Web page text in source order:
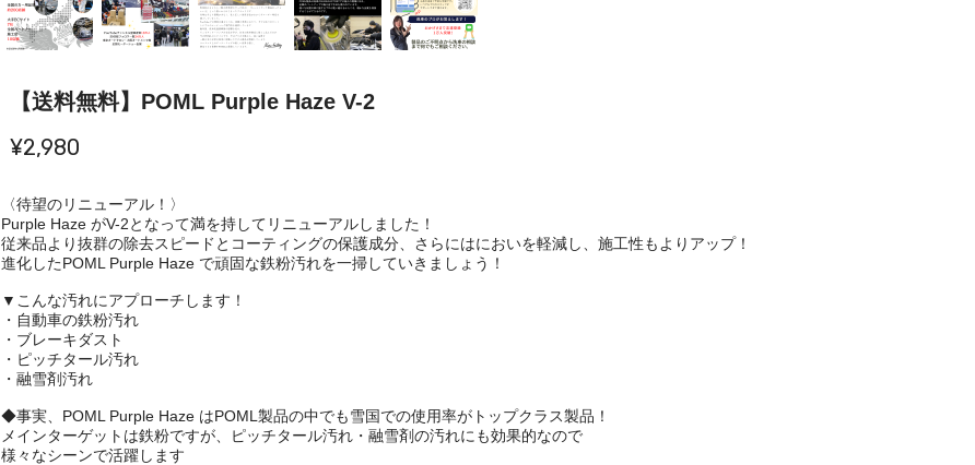
【送料無料】POML Purple Haze V-2
¥2,980
〈待望のリニューアル！〉
Purple Haze がV-2となって満を持してリニューアルしました！
従来品より抜群の除去スピードとコーティングの保護成分、さらにはにおいを軽減し、施工性もよりアップ！
進化したPOML Purple Haze で頑固な鉄粉汚れを一掃していきましょう！
▼こんな汚れにアプローチします！
・自動車の鉄粉汚れ
・ブレーキダスト
・ピッチタール汚れ
・融雪剤汚れ
◆事実、POML Purple Haze はPOML製品の中でも雪国での使用率がトップクラス製品！
メインターゲットは鉄粉ですが、ピッチタール汚れ・融雪剤の汚れにも効果的なので
様々なシーンで活躍します